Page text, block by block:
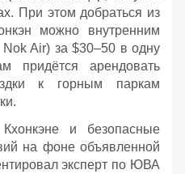
При этом добраться из
можно внутренним
Air) за $30–50 в одну
придётся арендовать
к горным паркам
и безопасные
на фоне объявленной
эксперт по ЮВА